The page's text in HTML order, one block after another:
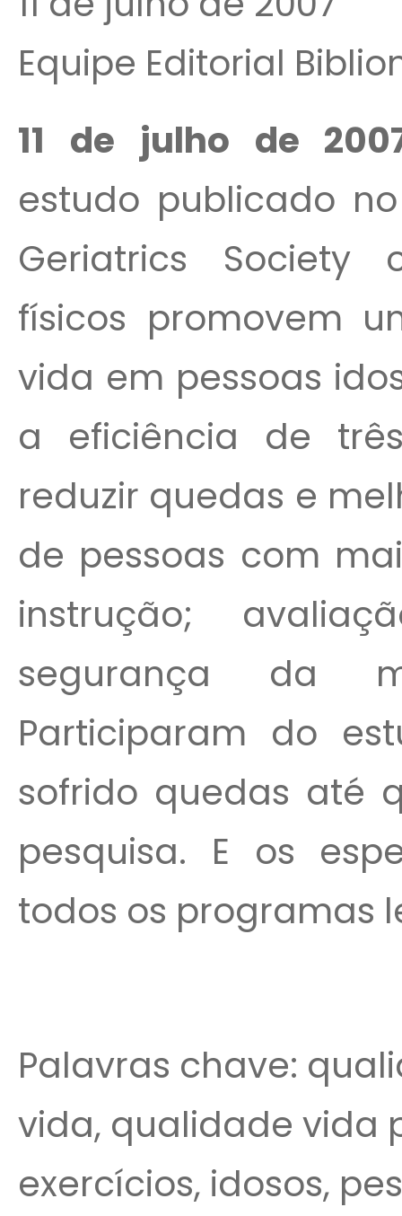
Equipe Editorial
11 de julho de
estudo publicado
Geriatrics Society
físicos promovem
vida em pessoas
a eficiência de
reduzir quedas e
de pessoas com
instrução;
segurança da
Participaram do
sofrido quedas até
pesquisa. E os
todos os programas
Palavras chave:
vida, qualidade vida
exercícios, idosos,